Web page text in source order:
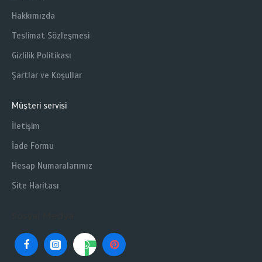
Hakkımızda
Teslimat Sözleşmesi
Gizlilik Politikası
Şartlar ve Koşullar
Müşteri servisi
İletişim
İade Formu
Hesap Numaralarımız
Site Haritası